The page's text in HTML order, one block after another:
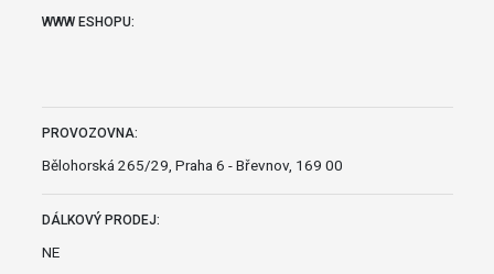
WWW ESHOPU:
PROVOZOVNA:
Bělohorská 265/29, Praha 6 - Břevnov, 169 00
DÁLKOVÝ PRODEJ:
NE